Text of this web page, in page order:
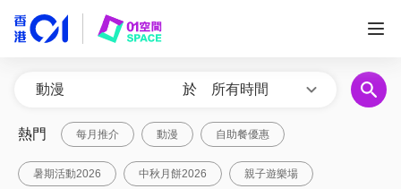
於 所有時間
熱門 每月推介 動漫 自助餐優惠
暑期活動2026 中秋月餅2026 親子遊樂場